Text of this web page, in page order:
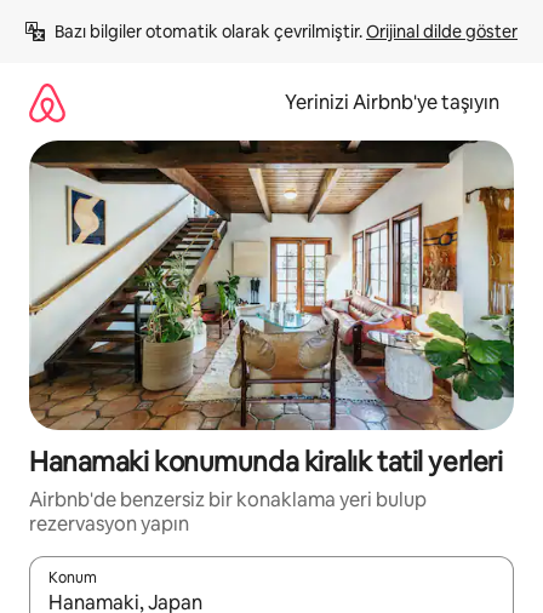
atla
Bazı bilgiler otomatik olarak çevrilmiştir. Orijinal dilde göster
Yerinizi Airbnb'ye taşıyın
Hanamaki konumunda kiralık tatil yerleri
Airbnb'de benzersiz bir konaklama yeri bulup
rezervasyon yapın
Konum
Sonuçlar kullanılabilir olduğunda yukarı ve aşağı oklarıyla